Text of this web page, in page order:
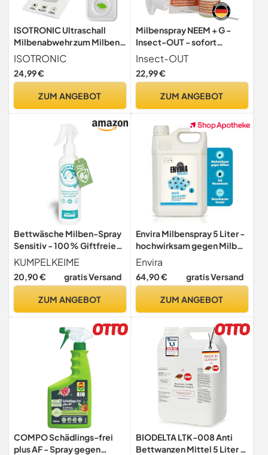
ISOTRONIC Ultraschall
Milbenabwehr zum Milben
& Bettwanzen bekämpfen –
batteriebetriebener
Milbenschutz mit 30m²
Milbenstopp ohne Chemie
ISOTRONIC
24,99 €
ZUM ANGEBOT
Milbenspray NEEM + G -
Insect-OUT - sofort
wirkende lösung gegen
Milben - für
Hausstauballergiker -
Vorhänge, Teppiche,
Insect-OUT
22,99 €
ZUM ANGEBOT
Bettwäsche Milben-Spray
Sensitiv - 100 % Giftfreie
Wirkung für sensible
Schlafplätze - Kinder,
Allergiker & Haustiere -
& Polster - Ohne Duftstoffe
KUMPELKEIME
20,90 € gratis Versand
ZUM ANGEBOT
Envira Milbenspray 5 Liter -
hochwirksam gegen Milben
und Hausstaubmilben
Envira
64,90 € gratis Versand
ZUM ANGEBOT
COMPO Schädlings-frei
plus AF - Spray gegen
BIODELTA LTK-008 Anti
Bettwanzen Mittel 5 Liter -